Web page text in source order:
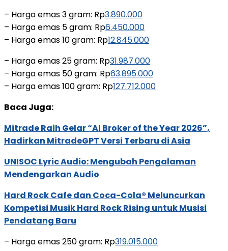
– Harga emas 3 gram: Rp3.890.000
– Harga emas 5 gram: Rp6.450.000
– Harga emas 10 gram: Rp12.845.000
– Harga emas 25 gram: Rp31.987.000
– Harga emas 50 gram: Rp63.895.000
– Harga emas 100 gram: Rp127.712.000
Baca Juga:
Mitrade Raih Gelar “AI Broker of the Year 2026”,
Hadirkan MitradeGPT Versi Terbaru di Asia
UNISOC Lyric Audio: Mengubah Pengalaman
Mendengarkan Audio
Hard Rock Cafe dan Coca-Cola® Meluncurkan
Kompetisi Musik Hard Rock Rising untuk Musisi
Pendatang Baru
– Harga emas 250 gram: Rp319.015.000